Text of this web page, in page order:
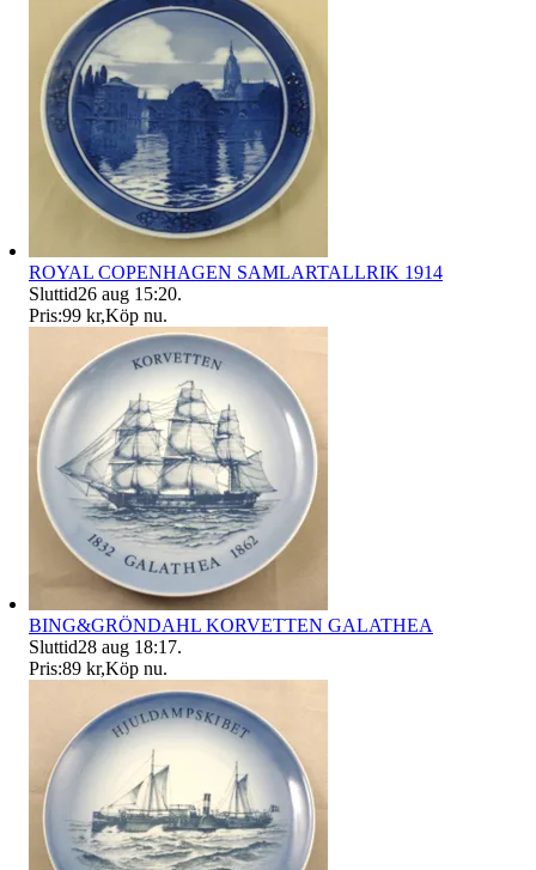
ROYAL COPENHAGEN SAMLARTALLRIK 1914
Sluttid26 aug 15:20.
Pris:99 kr,Köp nu.
BING&GRÖNDAHL KORVETTEN GALATHEA
Sluttid28 aug 18:17.
Pris:89 kr,Köp nu.